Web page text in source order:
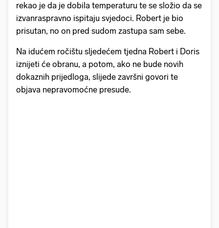
rekao je da je dobila temperaturu te se složio da se
izvanraspravno ispitaju svjedoci. Robert je bio
prisutan, no on pred sudom zastupa sam sebe.
Na idućem ročištu sljedećem tjedna Robert i Doris
iznijeti će obranu, a potom, ako ne bude novih
dokaznih prijedloga, slijede završni govori te
objava nepravomoćne presude.